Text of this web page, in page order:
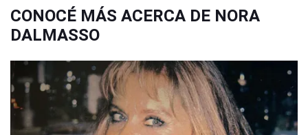
CONOCÉ MÁS ACERCA DE NORA
DALMASSO